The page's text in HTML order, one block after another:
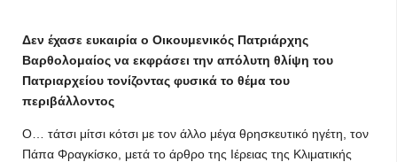
Δεν έχασε ευκαιρία ο Οικουμενικός Πατριάρχης
Βαρθολομαίος να εκφράσει την απόλυτη θλίψη του
Πατριαρχείου τονίζοντας φυσικά το θέμα του
περιβάλλοντος
Ο… τάτσι μίτσι κότσι με τον άλλο μέγα θρησκευτικό ηγέτη, τον
Πάπα Φραγκίσκο, μετά το άρθρο της Ιέρειας της Κλιματικής